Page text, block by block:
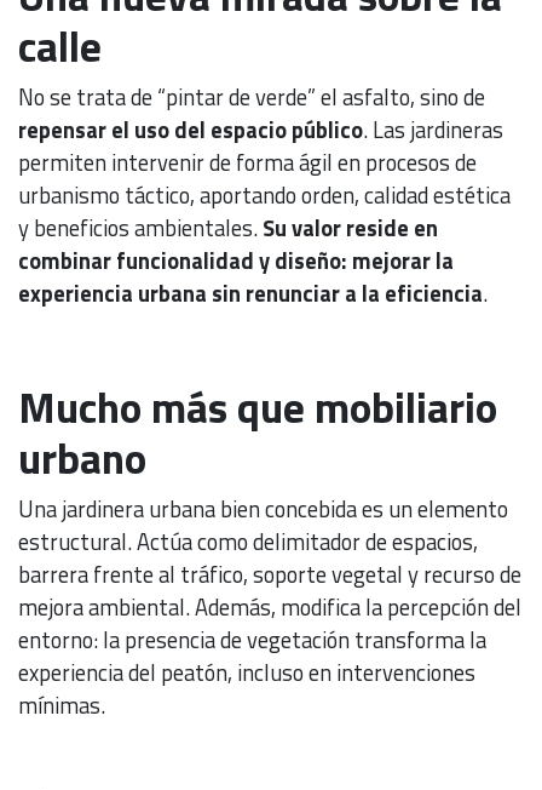
calle
No se trata de “pintar de verde” el asfalto, sino de
repensar el uso del espacio público. Las jardineras
permiten intervenir de forma ágil en procesos de
urbanismo táctico, aportando orden, calidad estética
y beneficios ambientales.Su valor reside en
combinar funcionalidad y diseño: mejorar la
experiencia urbana sin renunciar a la eficiencia.
Mucho más que mobiliario
urbano
Una jardinera urbana bien concebida es un elemento
estructural. Actúa como delimitador de espacios,
barrera frente al tráfico, soporte vegetal y recurso de
mejora ambiental. Además, modifica la percepción del
entorno: la presencia de vegetación transforma la
experiencia del peatón, incluso en intervenciones
mínimas.